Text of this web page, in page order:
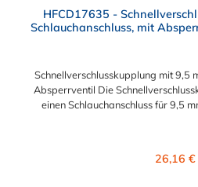
HFCD17635 -
Schlauchanschluss, mit
Schnellverschlusskupplung mit 9,5
Absperrventil Die
einen Schlauchanschluss für 9,5
Max. Betriebsdruck:26,16 €